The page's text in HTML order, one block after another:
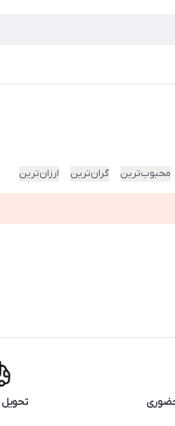
محبوب‌ترین گران‌ترین ارزان‌ترین